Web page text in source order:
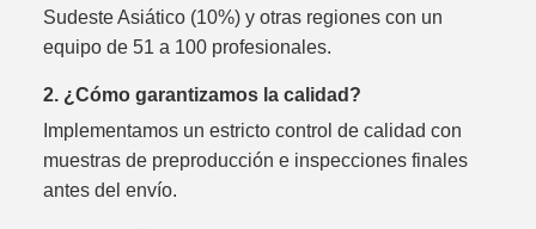
Sudeste Asiático (10%) y otras regiones con un
equipo de 51 a 100 profesionales.
2. ¿Cómo garantizamos la calidad?
Implementamos un estricto control de calidad con
muestras de preproducción e inspecciones finales
antes del envío.